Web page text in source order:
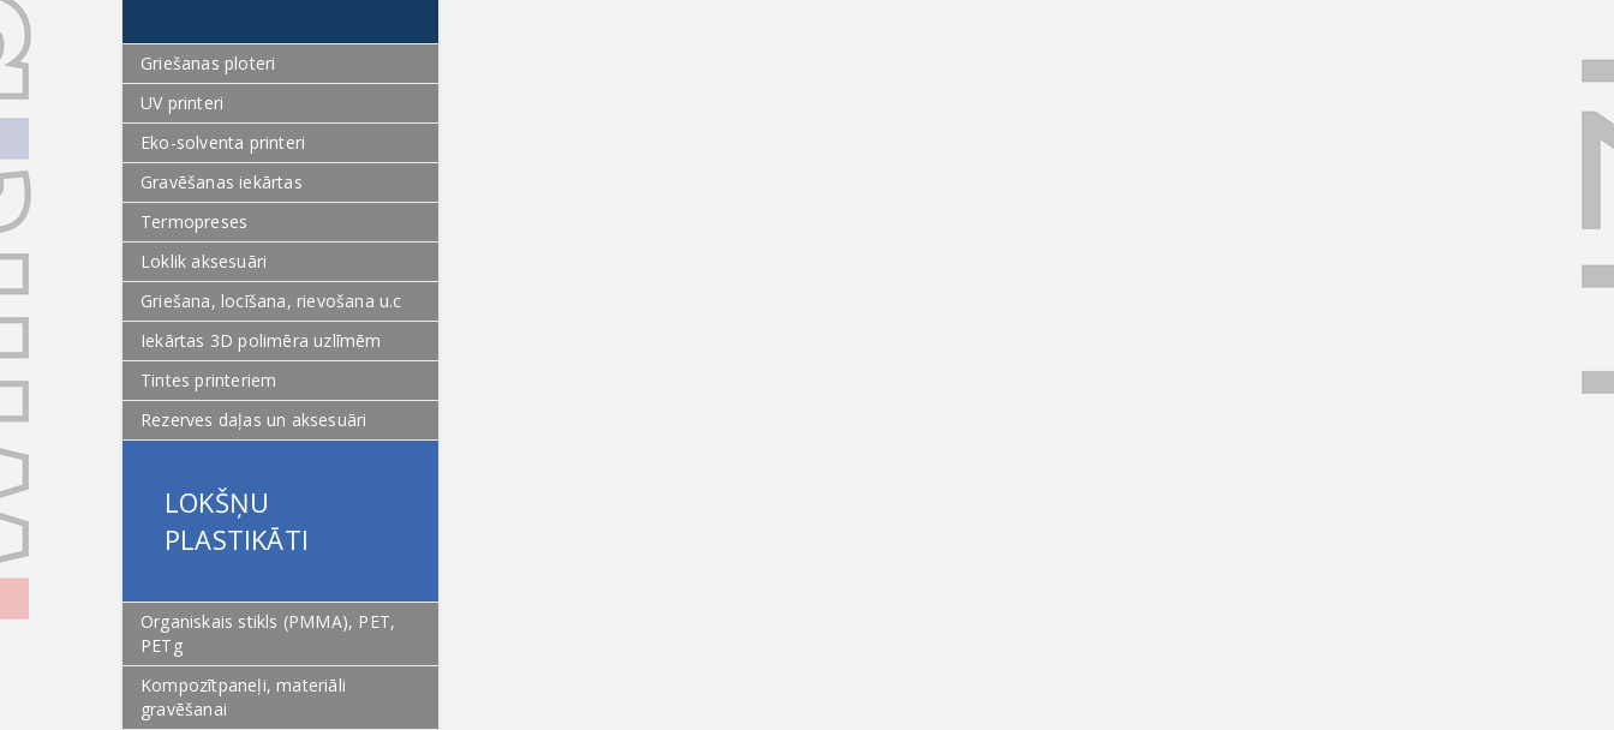
Griešanas ploteri
UV printeri
Eko-solventa printeri
Gravēšanas iekārtas
Termopreses
Loklik aksesuāri
Griešana, locīšana, rievošana u.c
Iekārtas 3D polimēra uzlīmēm
Tintes printeriem
Rezerves daļas un aksesuāri
LOKŠŅU
PLASTIKĀTI
Organiskais stikls (PMMA), PET,
PETg
Kompozītpaneļi, materiāli
gravēšanai